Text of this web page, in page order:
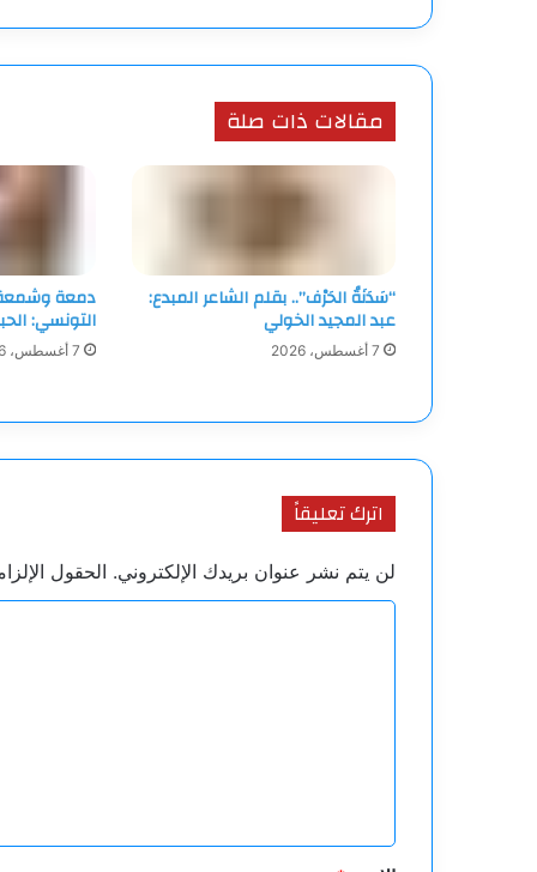
مقالات ذات صلة
“سَدَنَةُ الحَرْف”.. بقلم الشاعر المبدع:
عبد المجيد الخولي
7 أغسطس، 2026
دمعة
التونسي:
7 أغسطس، 2026
اترك تعليقاً
لن يتم نشر عنوان بريدك الإلكتروني. الحقول